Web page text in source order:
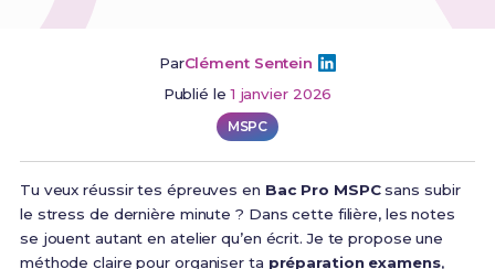
ParClément Sentein
Publié le1 janvier 2026
MSPC
Tu veux réussir tes épreuves en Bac Pro MSPCsans subir
le stress de dernière minute ? Dans cette filière, les notes
se jouent autant en atelier qu’en écrit. Je te propose une
méthode claire pour organiser ta préparation examens,